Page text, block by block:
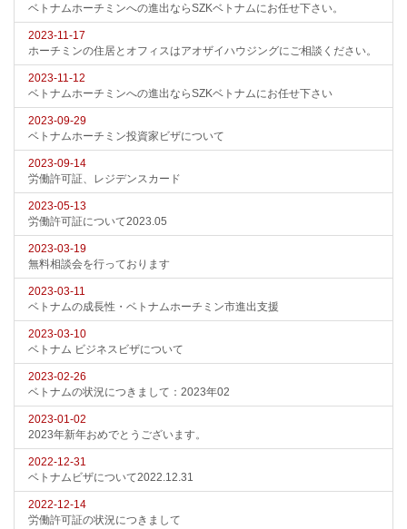
ベトナムホーチミンへの進出ならSZKベトナムにお任せ下さい。
2023-11-17
ホーチミンの住居とオフィスはアオザイハウジングにご相談ください。
2023-11-12
ベトナムホーチミンへの進出ならSZKベトナムにお任せ下さい
2023-09-29
ベトナムホーチミン投資家ビザについて
2023-09-14
労働許可証、レジデンスカード
2023-05-13
労働許可証について2023.05
2023-03-19
無料相談会を行っております
2023-03-11
ベトナムの成長性・ベトナムホーチミン市進出支援
2023-03-10
ベトナム ビジネスビザについて
2023-02-26
ベトナムの状況につきまして：2023年02
2023-01-02
2023年新年おめでとうございます。
2022-12-31
ベトナムビザについて2022.12.31
2022-12-14
労働許可証の状況につきまして